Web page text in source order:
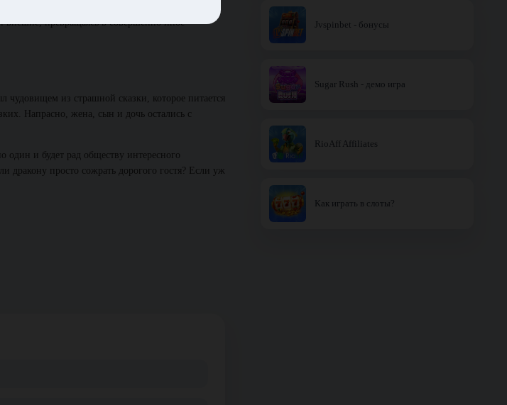
себя настоящим драконом, способным
превращаясь в совершенно иное
чудовищем из страшной сказки, которое питается
Напрасно, жена, сын и дочь остались с
один и будет рад обществу интересного
дракону просто сожрать дорогого гостя? Если уж
Jvspinbet - бонусы
Sugar Rush - демо игра
RioAff Affiliates
Как играть в слоты?